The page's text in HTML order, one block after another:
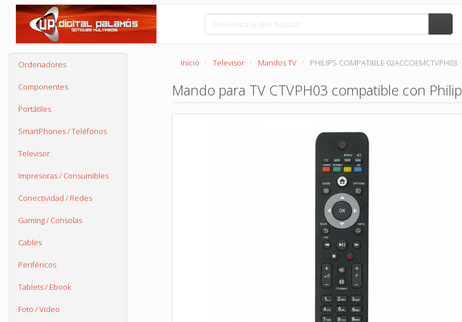
Ordenadores
Componentes
Portátiles
SmartPhones / Teléfonos
Televisor
Impresoras / Consumibles
Conectividad / Redes
Gaming / Consolas
Cables
Periféricos
Tablets / Ebook
Foto / Video
Inicio Televisor Mandos TV PHILIPS COMPATIBLE 02ACCOEMCTVPH03
Mando para TV CTVPH03 compatible con